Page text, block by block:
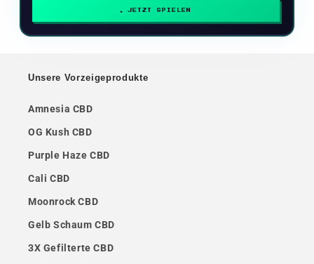
JETZT SPIELEN
Unsere Vorzeigeprodukte
Amnesia CBD
OG Kush CBD
Purple Haze CBD
Cali CBD
Moonrock CBD
Gelb Schaum CBD
3X Gefilterte CBD